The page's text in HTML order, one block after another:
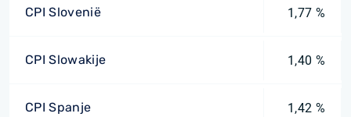
CPI Slovenië 1,77 %
CPI Slowakije 1,40 %
CPI Spanje 1,42 %